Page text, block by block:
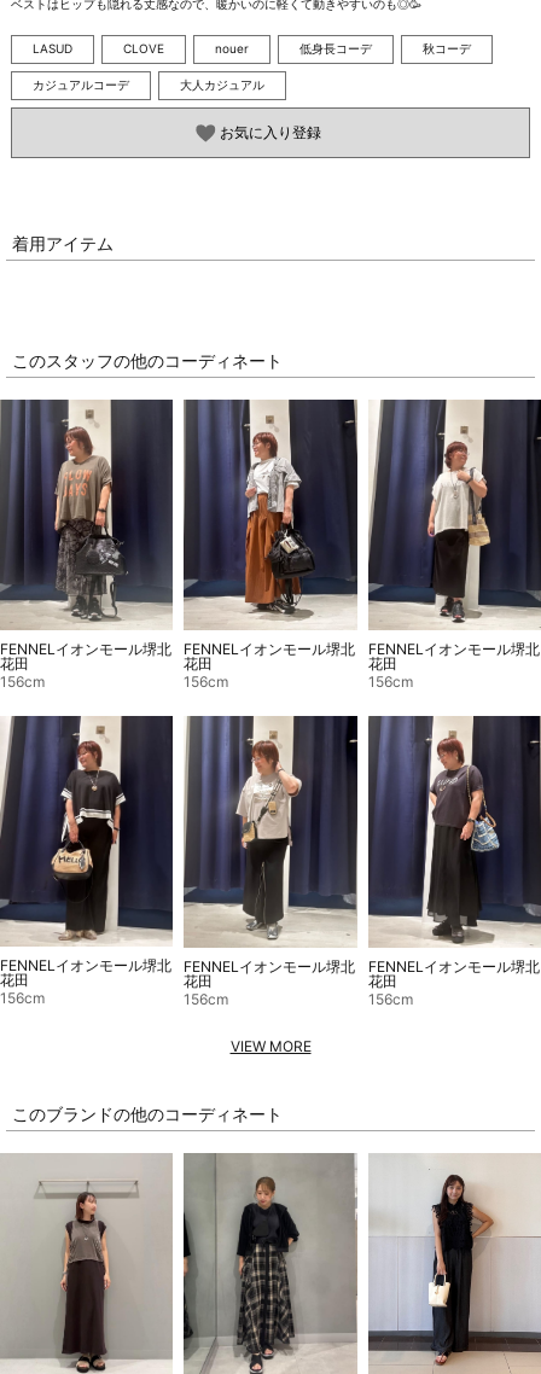
ベストはヒップも隠れる丈感なので、暖かいのに軽くて動きやすいのも◎🥳
LASUD CLOVE nouer 低身長コーデ 秋コーデ
カジュアルコーデ 大人カジュアル
お気に入り登録
着用アイテム
このスタッフの他のコーディネート
FENNELイオンモール堺北
花田
156cm
FENNELイオンモール堺北
花田
156cm
FENNELイオンモール堺北
花田
156cm
FENNELイオンモール堺北
花田
156cm
FENNELイオンモール堺北
花田
156cm
FENNELイオンモール堺北
花田
156cm
VIEW MORE
このブランドの他のコーディネート